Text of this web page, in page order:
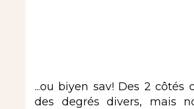
...ou biyen sav! Des 2
des degrés divers, mais